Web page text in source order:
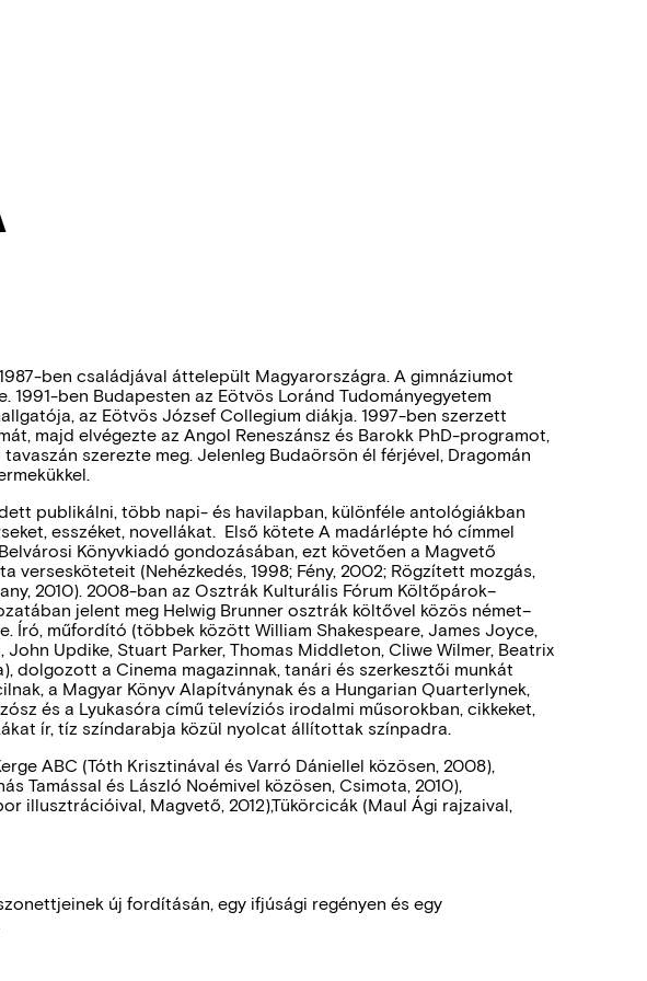
ben családjával áttelepült Magyarországra. A gimnáziumot
1991-ben Budapesten az Eötvös Loránd Tudományegyetem
az Eötvös József Collegium diákja. 1997-ben szerzett
majd elvégezte az Angol Reneszánsz és Barokk PhD-programot,
szerezte meg. Jelenleg Budaörsön él férjével, Dragomán
publikálni, több napi- és havilapban, különféle antológiákban
esszéket, novellákat. Első kötete A madárlépte hó címmel
Könyvkiadó gondozásában, ezt követően a Magvető
versesköteteit (Nehézkedés, 1998; Fény, 2002; Rögzített mozgás,
2010). 2008-ban az Osztrák Kulturális Fórum Költőpárok–
jelent meg Helwig Brunner osztrák költővel közös német–
Író, műfordító (többek között William Shakespeare, James Joyce,
John Updike, Stuart Parker, Thomas Middleton, Cliwe Wilmer, Beatrix
dolgozott a Cinema magazinnak, tanári és szerkesztői munkát
a Magyar Könyv Alapítványnak és a Hungarian Quarterlynek,
és a Lyukasóra című televíziós irodalmi műsorokban, cikkeket,
ír, tíz színdarabja közül nyolcat állítottak színpadra.
ABC (Tóth Krisztinával és Varró Dániellel közösen, 2008),
Tamással és László Noémivel közösen, Csimota, 2010),
illusztrációival, Magvető, 2012),Tükörcicák (Maul Ági rajzaival,
új fordításán, egy ifjúsági regényen és egy